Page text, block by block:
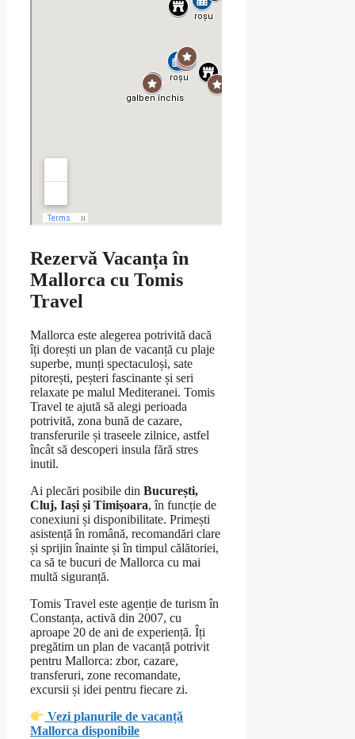
Rezervă Vacanța în
Mallorca cu Tomis
Travel
Mallorca este alegerea potrivită dacă
îți dorești un plan de vacanță cu plaje
superbe, munți spectaculoși, sate
pitorești, peșteri fascinante și seri
relaxate pe malul Mediteranei. Tomis
Travel te ajută să alegi perioada
potrivită, zona bună de cazare,
transferurile și traseele zilnice, astfel
încât să descoperi insula fără stres
inutil.
Ai plecări posibile din București,
Cluj, Iași și Timișoara, în funcție de
conexiuni și disponibilitate. Primești
asistență în română, recomandări clare
și sprijin înainte și în timpul călătoriei,
ca să te bucuri de Mallorca cu mai
multă siguranță.
Tomis Travel este agenție de turism în
Constanța, activă din 2007, cu
aproape 20 de ani de experiență. Îți
pregătim un plan de vacanță potrivit
pentru Mallorca: zbor, cazare,
transferuri, zone recomandate,
excursii și idei pentru fiecare zi.
Vezi planurile de vacanță
Mallorca disponibile